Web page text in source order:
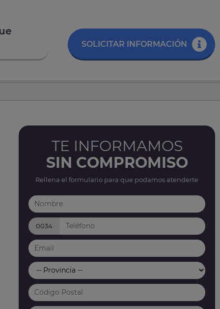
SOLICITAR INFORMACIÓN
TE INFORMAMOS
SIN COMPROMISO
Rellena el formulario para que podamos atenderte
0034